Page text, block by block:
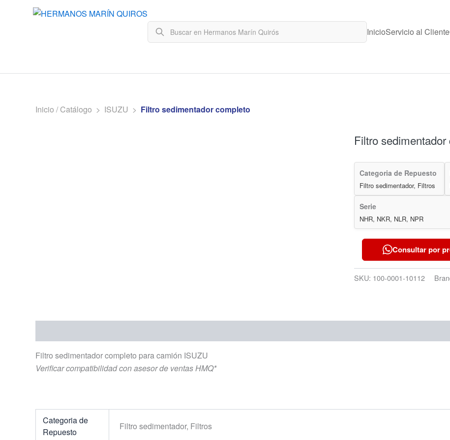
InicioServicio al Cliente
Inicio / Catálogo > ISUZU > Filtro sedimentador completo
Filtro
Categoria de Repuesto
Filtro sedimentador, Filtros
Serie
NHR, NKR, NLR, NPR
Consultar por
SKU: 100-0001-10112
Filtro sedimentador completo para camión ISUZU
Verificar compatibilidad con asesor de ventas HMQ*
Categoria de
Repuesto
Filtro sedimentador, Filtros